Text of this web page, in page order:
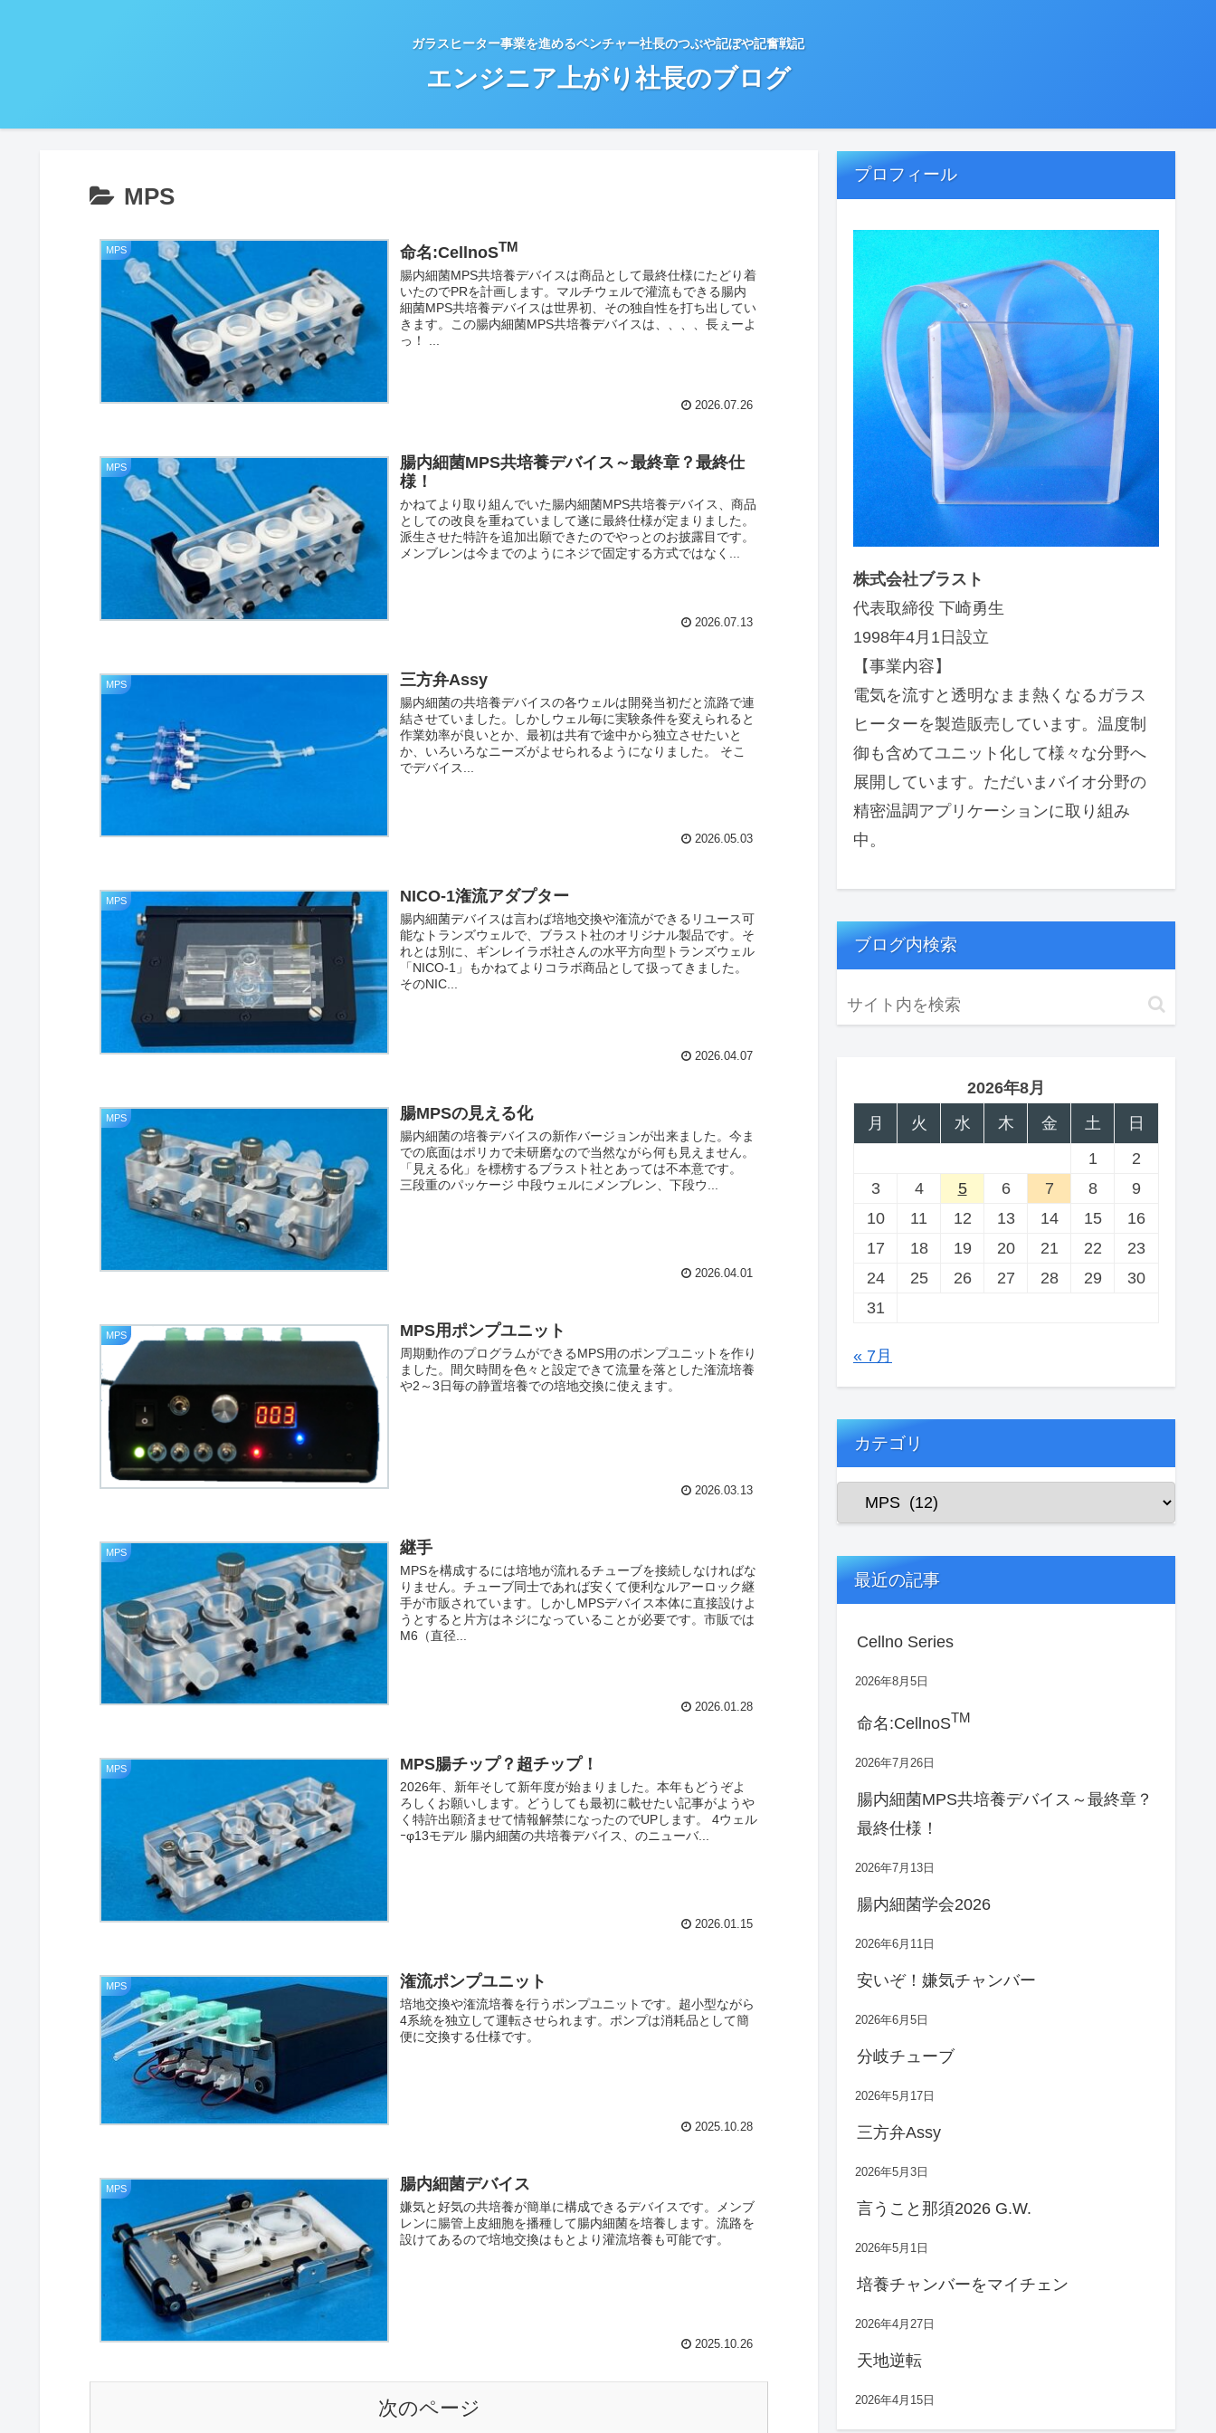
ガラスヒーター事業を進めるベンチャー社長のつぶや記ぼや記奮戦記
エンジニア上がり社長のブログ
MPS
MPS 命名:CellnoSTM
腸内細菌MPS共培養デバイスは商品として最終仕様にたどり着
いたのでPRを計画します。マルチウェルで灌流もできる腸内
細菌MPS共培養デバイスは世界初、その独自性を打ち出してい
きます。この腸内細菌MPS共培養デバイスは、、、、長ぇーよ
っ！ ...
2026.07.26
MPS
腸内細菌MPS共培養デバイス～最終章？最終仕
様！
かねてより取り組んでいた腸内細菌MPS共培養デバイス、商品
としての改良を重ねていまして遂に最終仕様が定まりました。
派生させた特許を追加出願できたのでやっとのお披露目です。
メンブレンは今までのようにネジで固定する方式ではなく...
2026.07.13
MPS 三方弁Assy
腸内細菌の共培養デバイスの各ウェルは開発当初だと流路で連
結させていました。しかしウェル毎に実験条件を変えられると
作業効率が良いとか、最初は共有で途中から独立させたいと
か、いろいろなニーズがよせられるようになりました。 そこ
でデバイス...
2026.05.03
MPS NICO-1潅流アダプター
腸内細菌デバイスは言わば培地交換や潅流ができるリユース可
能なトランズウェルで、ブラスト社のオリジナル製品です。そ
れとは別に、ギンレイラボ社さんの水平方向型トランズウェル
「NICO-1」もかねてよりコラボ商品として扱ってきました。
そのNIC...
2026.04.07
MPS 腸MPSの見える化
腸内細菌の培養デバイスの新作バージョンが出来ました。今ま
での底面はポリカで未研磨なので当然ながら何も見えません。
「見える化」を標榜するブラスト社とあっては不本意です。
三段重のパッケージ 中段ウェルにメンブレン、下段ウ...
2026.04.01
MPS MPS用ポンプユニット
周期動作のプログラムができるMPS用のポンプユニットを作り
ました。間欠時間を色々と設定できて流量を落とした潅流培養
や2～3日毎の静置培養での培地交換に使えます。
2026.03.13
MPS 継手
MPSを構成するには培地が流れるチューブを接続しなければな
りません。チューブ同士であれば安くて便利なルアーロック継
手が市販されています。しかしMPSデバイス本体に直接設けよ
うとすると片方はネジになっていることが必要です。市販では
M6（直径...
2026.01.28
MPS MPS腸チップ？超チップ！
2026年、新年そして新年度が始まりました。本年もどうぞよ
ろしくお願いします。どうしても最初に載せたい記事がようや
く特許出願済ませて情報解禁になったのでUPします。 4ウェル
ｰφ13モデル 腸内細菌の共培養デバイス、のニューバ...
2026.01.15
MPS 潅流ポンプユニット
培地交換や潅流培養を行うポンプユニットです。超小型ながら
4系統を独立して運転させられます。ポンプは消耗品として簡
便に交換する仕様です。
2025.10.28
MPS 腸内細菌デバイス
嫌気と好気の共培養が簡単に構成できるデバイスです。メンブ
レンに腸管上皮細胞を播種して腸内細菌を培養します。流路を
設けてあるので培地交換はもとより灌流培養も可能です。
2025.10.26
次のページ
プロフィール
株式会社ブラスト
代表取締役 下崎勇生
1998年4月1日設立
【事業内容】
電気を流すと透明なまま熱くなるガラス
ヒーターを製造販売しています。温度制
御も含めてユニット化して様々な分野へ
展開しています。ただいまバイオ分野の
精密温調アプリケーションに取り組み
中。
ブログ内検索
2026年8月
月
火 水 木 金 土
日
1
2
3
4 5 6 7 8
9
10
11 12 13 14 15
16
17
18 19 20 21 22
23
24
25 26 27 28 29
30
31
« 7月
カテゴリ
最近の記事
Cellno Series
2026年8月5日
命名:CellnoSTM
2026年7月26日
腸内細菌MPS共培養デバイス～最終章？
最終仕様！
2026年7月13日
腸内細菌学会2026
2026年6月11日
安いぞ！嫌気チャンバー
2026年6月5日
分岐チューブ
2026年5月17日
三方弁Assy
2026年5月3日
言うこと那須2026 G.W.
2026年5月1日
培養チャンバーをマイチェン
2026年4月27日
天地逆転
2026年4月15日